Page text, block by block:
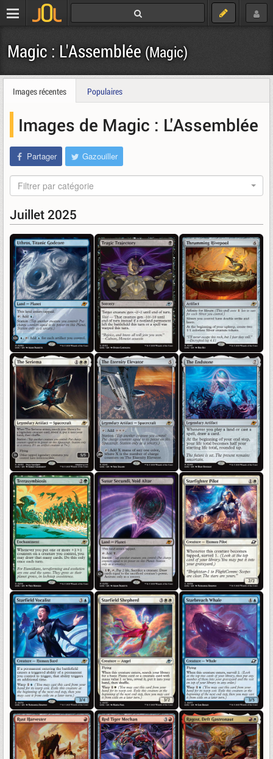
Magic : L'Assemblée(Magic)
Images récentes Populaires
Images de Magic : L'Assemblée
Partager Gazouiller
Filtrer par catégorie
Juillet 2025